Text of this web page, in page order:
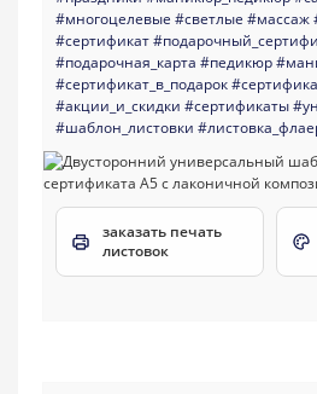
#многоцелевые #светлые #массаж
#сертификат
#подарочная_карта #педикюр
#сертификат_в_подарок
#акции_и_скидки #сертификаты
#шаблон_листовки
заказать печать
листовок